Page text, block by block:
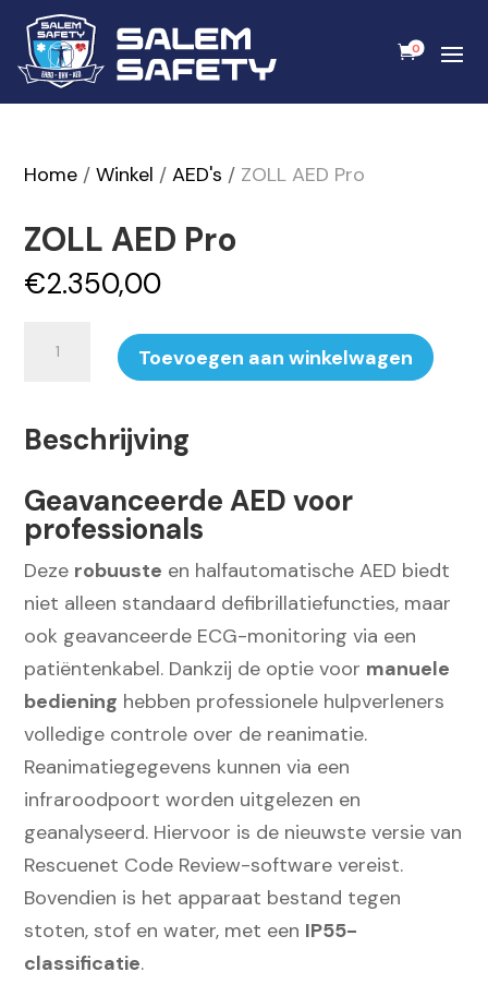
0
Home /Winkel /AED's / ZOLL AED Pro
ZOLL AED Pro
€2.350,00
aantal
Toevoegen aan winkelwagen
Beschrijving
Geavanceerde AED voor
professionals
Deze robuuste en halfautomatische AED biedt
niet alleen standaard defibrillatiefuncties, maar
ook geavanceerde ECG-monitoring via een
patiëntenkabel. Dankzij de optie voor manuele
bediening hebben professionele hulpverleners
volledige controle over de reanimatie.
Reanimatiegegevens kunnen via een
infraroodpoort worden uitgelezen en
geanalyseerd. Hiervoor is de nieuwste versie van
Rescuenet Code Review-software vereist.
Bovendien is het apparaat bestand tegen
stoten, stof en water, met een IP55-
classificatie.